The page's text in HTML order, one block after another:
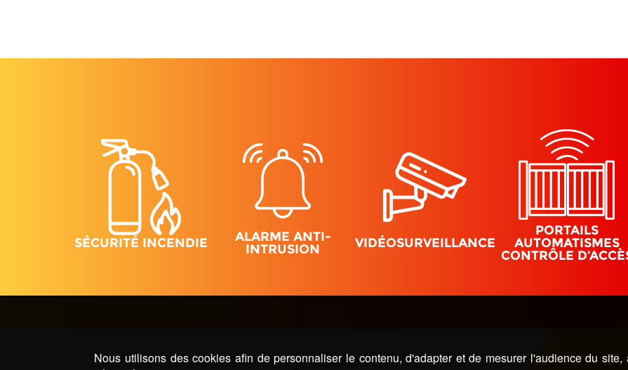
SÉCURITÉ INCENDIE
ALARME ANTI-
INTRUSION
VIDÉOSURVEILLANCE
PORTAILS
AUTOMATISMES
CONTRÔLE
Nous utilisons des cookies afin de personnaliser le contenu, d'adapter et de mesurer l'audience du